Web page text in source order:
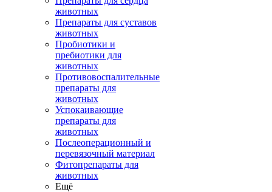
животных
Препараты для суставов
животных
Пробиотики и
пребиотики для
животных
Противовоспалительные
препараты для
животных
Успокаивающие
препараты для
животных
Послеоперационный и
перевязочный материал
Фитопрепараты для
животных
Ещё